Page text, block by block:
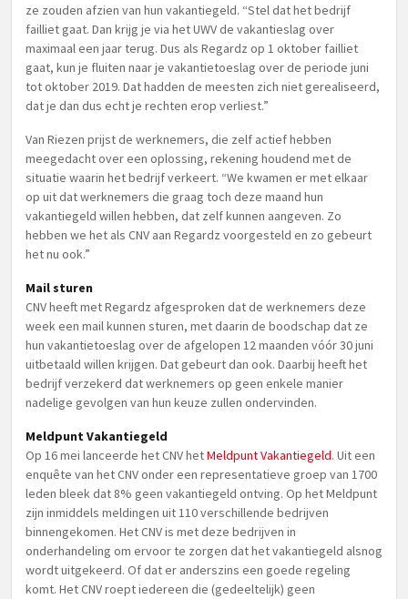
ze zouden afzien van hun vakantiegeld. “Stel dat het bedrijf
failliet gaat. Dan krijg je via het UWV de vakantieslag over
maximaal een jaar terug. Dus als Regardz op 1 oktober failliet
gaat, kun je fluiten naar je vakantietoeslag over de periode juni
tot oktober 2019. Dat hadden de meesten zich niet gerealiseerd,
dat je dan dus echt je rechten erop verliest.”
Van Riezen prijst de werknemers, die zelf actief hebben
meegedacht over een oplossing, rekening houdend met de
situatie waarin het bedrijf verkeert. “We kwamen er met elkaar
op uit dat werknemers die graag toch deze maand hun
vakantiegeld willen hebben, dat zelf kunnen aangeven. Zo
hebben we het als CNV aan Regardz voorgesteld en zo gebeurt
het nu ook.”
Mail sturen
CNV heeft met Regardz afgesproken dat de werknemers deze
week een mail kunnen sturen, met daarin de boodschap dat ze
hun vakantietoeslag over de afgelopen 12 maanden vóór 30 juni
uitbetaald willen krijgen. Dat gebeurt dan ook. Daarbij heeft het
bedrijf verzekerd dat werknemers op geen enkele manier
nadelige gevolgen van hun keuze zullen ondervinden.
Meldpunt Vakantiegeld
Op 16 mei lanceerde het CNV hetMeldpunt Vakantiegeld. Uit een
enquête van het CNV onder een representatieve groep van 1700
leden bleek dat 8% geen vakantiegeld ontving. Op het Meldpunt
zijn inmiddels meldingen uit 110 verschillende bedrijven
binnengekomen. Het CNV is met deze bedrijven in
onderhandeling om ervoor te zorgen dat het vakantiegeld alsnog
wordt uitgekeerd. Of dat er anderszins een goede regeling
komt. Het CNV roept iedereen die (gedeeltelijk) geen